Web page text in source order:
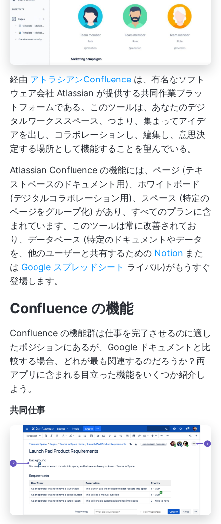
経由 アトラシアンConfluence は、有名なソフト
ウェア会社 Atlassian が提供する共同作業プラッ
トフォームである。このツールは、あなたのデジ
タルワークススペース、つまり、集まってアイデ
アを出し、コラボレーションし、編集し、意思決
定する場所として機能することを望んでいる。
Atlassian Confluence の機能には、ページ (テキ
ストベースのドキュメント用)、ホワイトボード
(デジタルコラボレーション用)、スペース (特定の
ページをグループ化) があり、すべてのプランに含
まれています。このツールは常に改善されてお
り、データベース (特定のドキュメントやデータ
を、他のユーザーと共有するための Notion また
は Google スプレッドシート ライバル)がもうすぐ
登場します。
Confluence の機能
Confluence の機能群は仕事を完了させるのに適し
たポジションにあるが、Google ドキュメントと比
較する場合、どれが最も関連するのだろうか？両
アプリに含まれる目立った機能をいくつか紹介し
よう。
共同仕事